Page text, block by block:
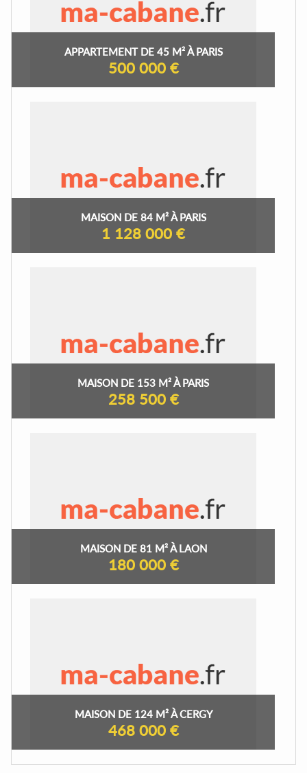
APPARTEMENT DE 45 M² À PARIS
500 000 €
MAISON DE 84 M² À PARIS
1 128 000 €
MAISON DE 153 M² À PARIS
258 500 €
MAISON DE 81 M² À LAON
180 000 €
MAISON DE 124 M² À CERGY
468 000 €